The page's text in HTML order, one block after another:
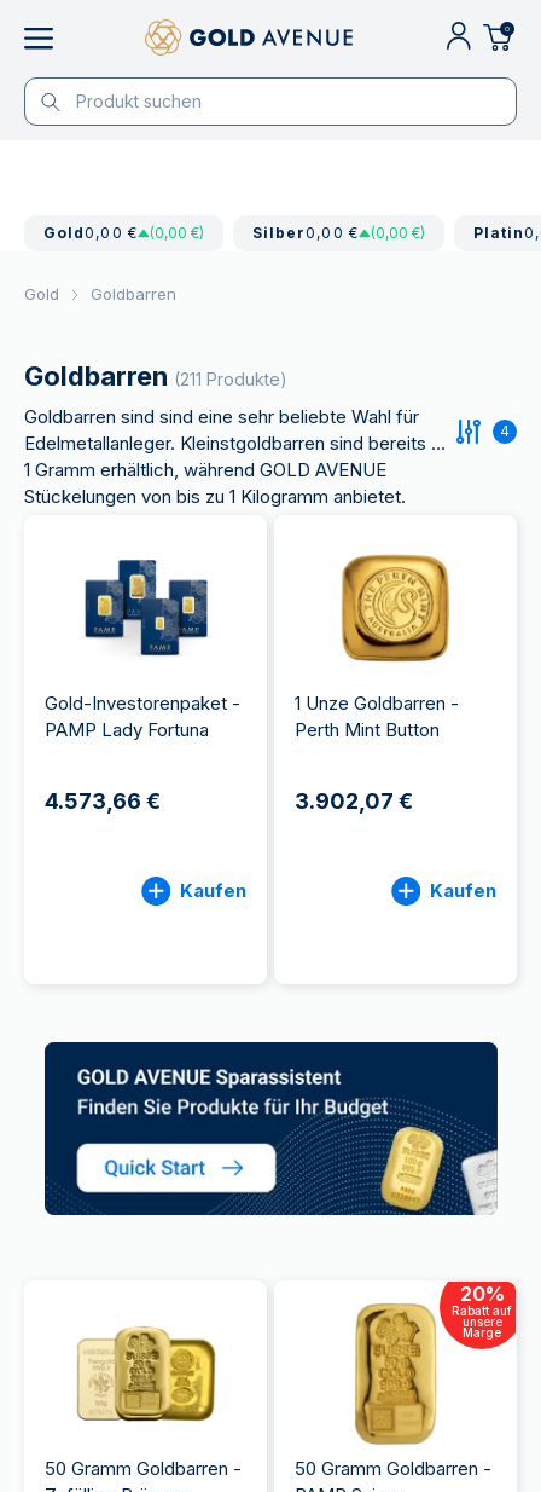
0
Gold0,00 € (0,00 €) Silber0,00 € (0,00 €) Platin
Gold Goldbarren
Goldbarren (211 Produkte)
Goldbarren sind sind eine sehr beliebte Wahl für
Edelmetallanleger. Kleinstgoldbarren sind bereits ab
1 Gramm erhältlich, während GOLD AVENUE
Stückelungen von bis zu 1 Kilogramm anbietet.
4
Gold-Investorenpaket -
PAMP Lady Fortuna
4.573,66 €
Kaufen
1 Unze Goldbarren -
Perth Mint Button
3.902,07 €
Kaufen
50 Gramm Goldbarren -
20%
Rabatt auf
unsere
Marge
50 Gramm Goldbarren -